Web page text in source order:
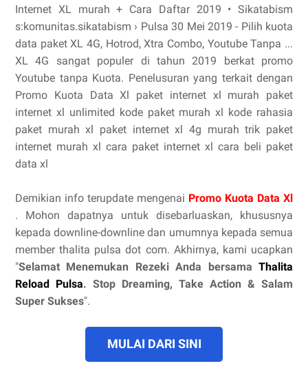
Internet XL murah + Cara Daftar 2019 • Sikatabism
s:komunitas.sikatabism › Pulsa 30 Mei 2019 - Pilih kuota
data paket XL 4G, Hotrod, Xtra Combo, Youtube Tanpa ...
XL 4G sangat populer di tahun 2019 berkat promo
Youtube tanpa Kuota. Penelusuran yang terkait dengan
Promo Kuota Data Xl paket internet xl murah paket
internet xl unlimited kode paket murah xl kode rahasia
paket murah xl paket internet xl 4g murah trik paket
internet murah xl cara paket internet xl cara beli paket
data xl
Demikian info terupdate mengenai Promo Kuota Data Xl
. Mohon dapatnya untuk disebarluaskan, khususnya
kepada downline-downline dan umumnya kepada semua
member thalita pulsa dot com. Akhirnya, kami ucapkan
"Selamat Menemukan Rezeki Anda bersama Thalita
Reload Pulsa. Stop Dreaming, Take Action & Salam
Super Sukses".
MULAI DARI SINI